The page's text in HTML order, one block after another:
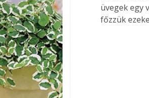
üvegek egy
főzzük